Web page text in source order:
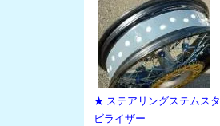
★ ステアリングステムスタ
ビライザー